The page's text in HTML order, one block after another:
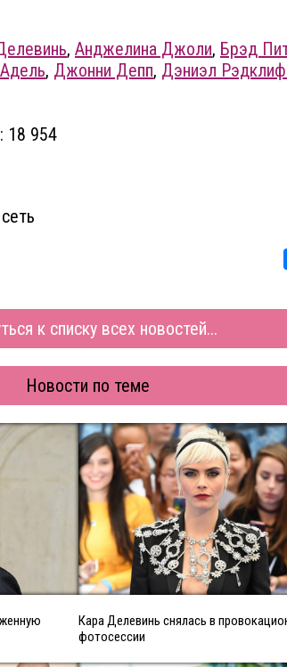
, Анджелина Джоли, Брэд
Адель, Джонни Депп, Дэниэл
18 954
к списку всех новостей...
Новости по теме
Кара Делевинь снялась в
фотосессии